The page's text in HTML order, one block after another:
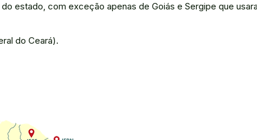
estado, com exceção apenas de Goiás e Sergipe que
do Ceará).